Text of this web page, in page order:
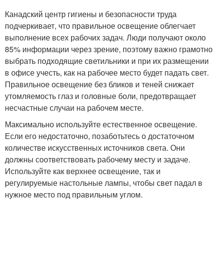
Канадский центр гигиены и безопасности труда
подчеркивает, что правильное освещение облегчает
выполнение всех рабочих задач. Люди получают около
85% информации через зрение, поэтому важно грамотно
выбрать подходящие светильники и при их размещении
в офисе учесть, как на рабочее место будет падать свет.
Правильное освещение без бликов и теней снижает
утомляемость глаз и головные боли, предотвращает
несчастные случаи на рабочем месте.
Максимально используйте естественное освещение.
Если его недостаточно, позаботьтесь о достаточном
количестве искусственных источников света. Они
должны соответствовать рабочему месту и задаче.
Используйте как верхнее освещение, так и
регулируемые настольные лампы, чтобы свет падал в
нужное место под правильным углом.